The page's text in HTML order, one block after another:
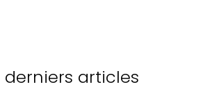
derniers articles